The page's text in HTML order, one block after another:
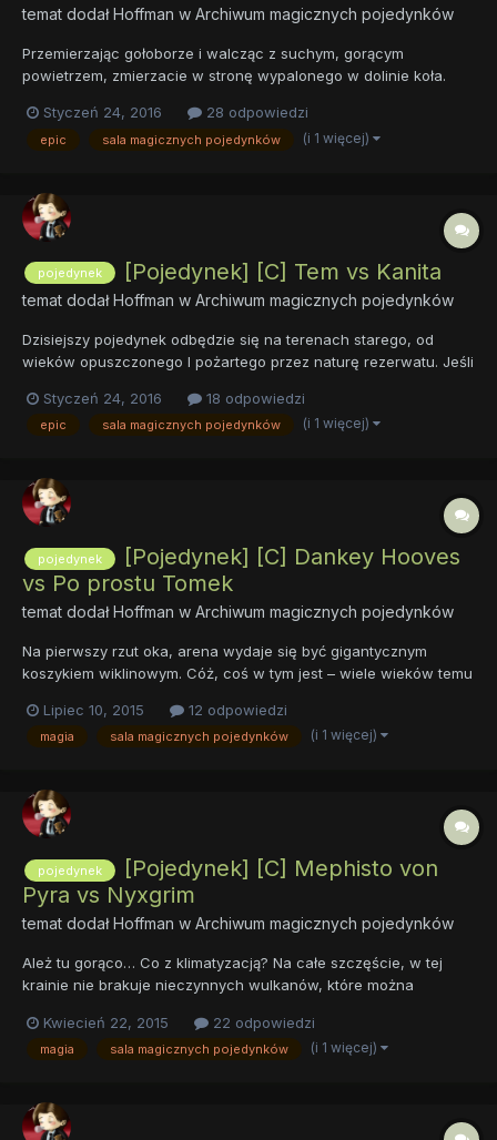
temat dodałHoffman w Archiwum magicznych pojedynków
Przemierzając gołoborze i walcząc z suchym, gorącym
powietrzem, zmierzacie w stronę wypalonego w dolinie koła.
Rozglądając się dookoła, widzicie skały, lecz nie takie, jakie
można odnaleźć na trudnym, skalistym terenie. Głazy wydają się
Styczeń 24, 2016 28 odpowiedzi
epic sala magicznych pojedynków (i 1 więcej)
pojedynek [Pojedynek] [C] Tem vs Kanita
temat dodałHoffman w Archiwum magicznych pojedynków
Dzisiejszy pojedynek odbędzie się na terenach starego, od
wieków opuszczonego I pożartego przez naturę rezerwatu. Jeśli
schronieniem wszystkich leśnych istot, nad którymi pieczę
sprawowali druidzi. Choć były to głównie jednorożce, niektór...
Styczeń 24, 2016 18 odpowiedzi
epic sala magicznych pojedynków (i 1 więcej)
pojedynek
[Pojedynek] [C] Dankey Hooves
vs Po prostu Tomek
temat dodałHoffman w Archiwum magicznych pojedynków
Na pierwszy rzut oka, arena wydaje się być gigantycznym
koszykiem wiklinowym. Cóż, coś w tym jest – wiele wieków temu
niegdyś bujną knieję drzew. Mianowicie, stały się dłuższe,
węższe, bardziej giętkie. Gałęzie poskręcały się ze sobą naw...
Lipiec 10, 2015 12 odpowiedzi
magia sala magicznych pojedynków (i 1 więcej)
pojedynek
[Pojedynek] [C] Mephisto von
Pyra vs Nyxgrim
temat dodałHoffman w Archiwum magicznych pojedynków
Ależ tu gorąco… Co z klimatyzacją? Na całe szczęście, w tej
krainie nie brakuje nieczynnych wulkanów, które można
iż lawa żywo bulgocze, zaś piekielny żar co jakiś czas sam z
siebie wyrzuca ku górze masy popiołu i siarki. O za...
Kwiecień 22, 2015 22 odpowiedzi
magia sala magicznych pojedynków (i 1 więcej)